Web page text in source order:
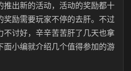
推出新的活动，活动的奖励都十
奖励需要玩家不停的去肝。不过
不讨好，辛辛苦苦肝了几天也拿
面小编就介绍几个值得参加的游